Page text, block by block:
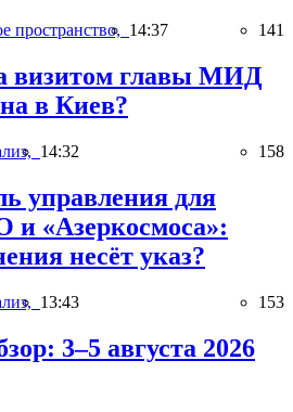
пространство, 14:37 141
визитом главы МИД
в Киев?
14:32 158
управления для
и «Азеркосмоса»:
несёт указ?
13:43 153
3–5 августа 2026